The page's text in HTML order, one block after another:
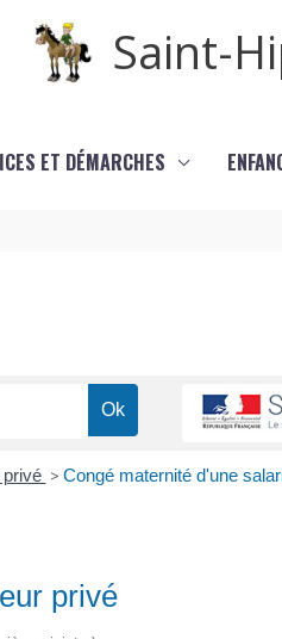
Saint-
ET DÉMARCHES
> Congé maternité d'une
privé